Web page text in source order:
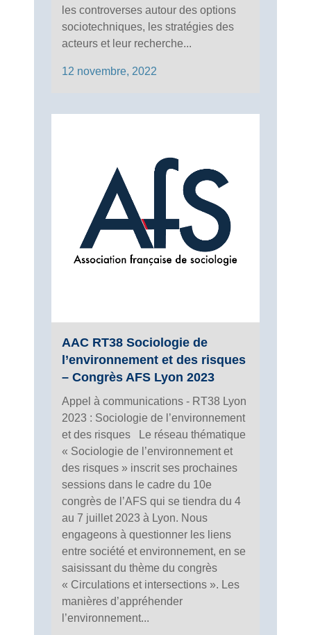
les controverses autour des options
sociotechniques, les stratégies des
acteurs et leur recherche...
12 novembre, 2022
AAC RT38 Sociologie de
l’environnement et des risques
– Congrès AFS Lyon 2023
Appel à communications - RT38 Lyon
2023 : Sociologie de l’environnement
et des risques Le réseau thématique
« Sociologie de l’environnement et
des risques » inscrit ses prochaines
sessions dans le cadre du 10e
congrès de l’AFS qui se tiendra du 4
au 7 juillet 2023 à Lyon. Nous
engageons à questionner les liens
entre société et environnement, en se
saisissant du thème du congrès
« Circulations et intersections ». Les
manières d’appréhender
l’environnement...